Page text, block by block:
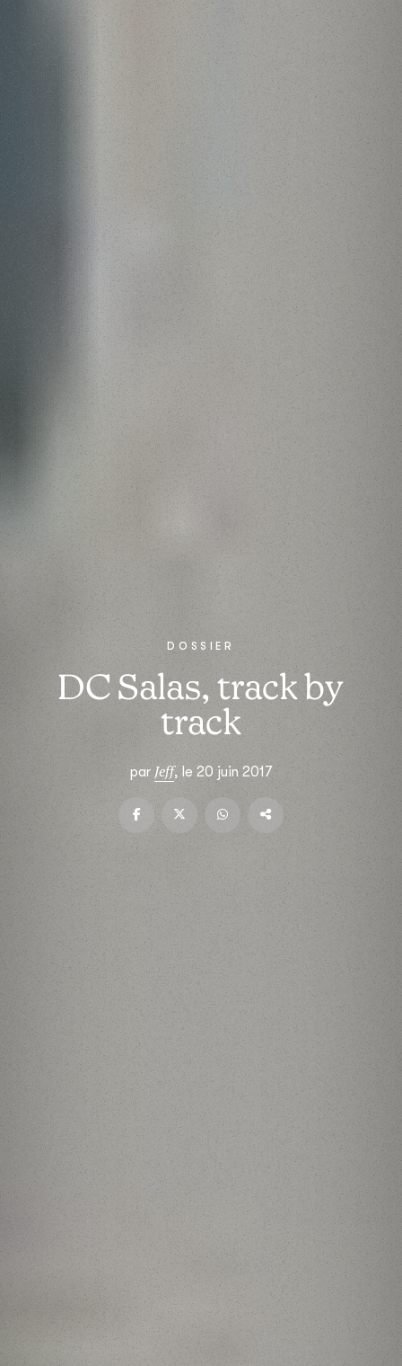
DOSSIER
DC Salas, track by
track
par Jeff, le 20 juin 2017